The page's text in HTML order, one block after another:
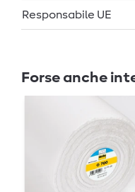
Responsabile UE
Forse anche